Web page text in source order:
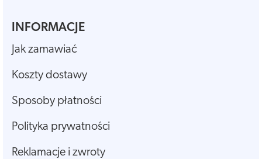
INFORMACJE
Jak zamawiać
Koszty dostawy
Sposoby płatności
Polityka prywatności
Reklamacje i zwroty